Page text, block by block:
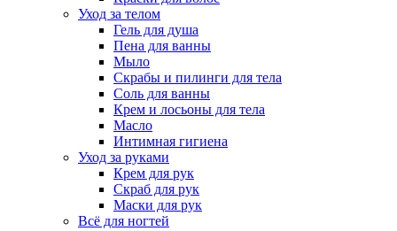
Уход за телом
Гель для душа
Пена для ванны
Мыло
Скрабы и пилинги для тела
Соль для ванны
Крем и лосьоны для тела
Масло
Интимная гигиена
Уход за руками
Крем для рук
Скраб для рук
Маски для рук
Всё для ногтей